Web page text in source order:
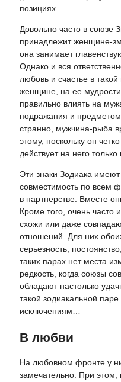
позициях.
Довольно часто в союзе
принадлежит женщине-
она занимает
Однако и вся
любовь и счастье в
женщине, на ее
правильно влиять на
подражания и
странно, мужчина-рыба
этому, поскольку он
действует на него
Эти знаки Зодиака
совместимость по всем
в партнерстве. Вместе
Кроме того, очень часто
схожи или даже
отношений. Для них
серьезность,
таких парах нет места
редкость, когда союзы
обладают настолько
такой зодиакальной
исключениям…
В любви
На любовном фронте у
замечательно. При этом,